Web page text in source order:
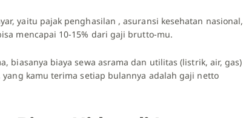
yaitu pajak penghasilan , asuransi kesehatan nasional,
mencapai 10-15% dari gaji brutto-mu.
biasanya biaya sewa asrama dan utilitas (listrik, air, gas)
kamu terima setiap bulannya adalah gaji netto